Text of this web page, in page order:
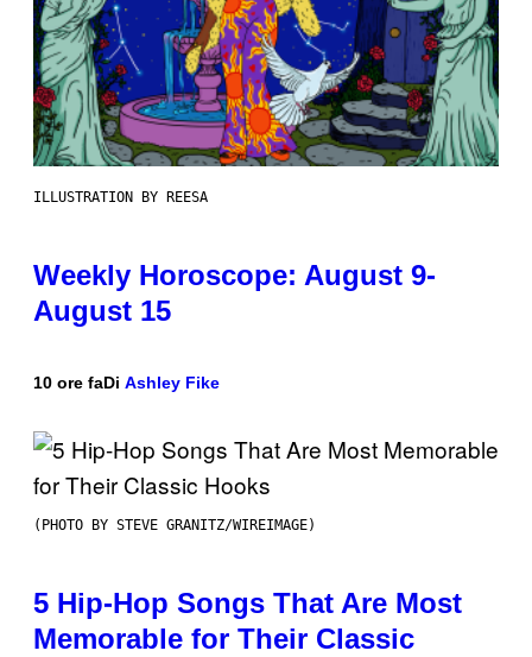
ILLUSTRATION BY REESA
Weekly Horoscope: August 9-
August 15
10 ore faDi Ashley Fike
(PHOTO BY STEVE GRANITZ/WIREIMAGE)
5 Hip-Hop Songs That Are Most
Memorable for Their Classic